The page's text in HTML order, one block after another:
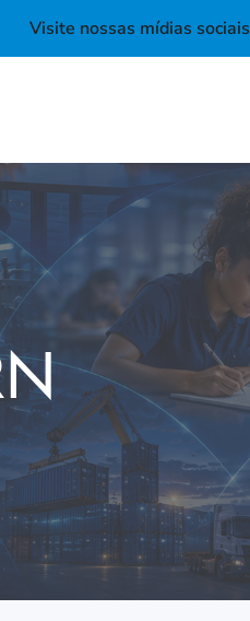
Visite nossas mídias sociais